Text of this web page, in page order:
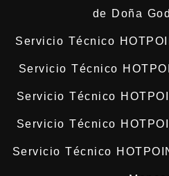
de Doña
Servicio Técnico
Servicio Técnico
Servicio Técnico
Servicio Técnico
Servicio Técnico